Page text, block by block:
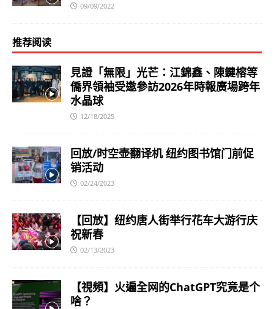
09/09/2022
推荐阅读
見證「無限」光芒：江錦鑫、陳鍵榕等
僑界領袖受邀參訪2026年時報廣場跨年
水晶球
12/18/2025
回放/时空壶翻译机 纽约图书馆门前促
销活动
02/24/2023
【回放】纽约唐人街举行花车大游行庆
祝新春
02/13/2023
【視頻】火遍全网的ChatGPT究竟是个
啥？